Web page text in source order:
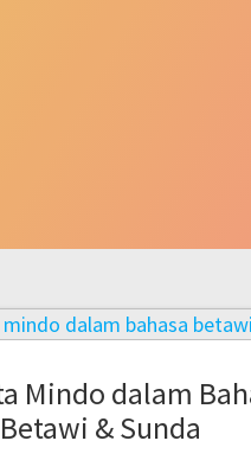
Mindo dalam
Betawi & Sunda